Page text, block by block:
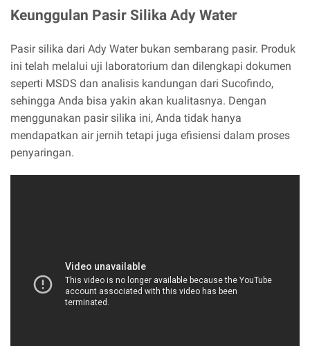
Keunggulan Pasir Silika Ady Water
Pasir silika dari Ady Water bukan sembarang pasir. Produk
ini telah melalui uji laboratorium dan dilengkapi dokumen
seperti MSDS dan analisis kandungan dari Sucofindo,
sehingga Anda bisa yakin akan kualitasnya. Dengan
menggunakan pasir silika ini, Anda tidak hanya
mendapatkan air jernih tetapi juga efisiensi dalam proses
penyaringan.